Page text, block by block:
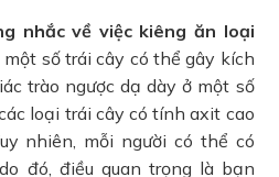
nhắc về việc kiêng ăn loại
số trái cây có thể gây kích
trào ngược dạ dày ở một số
loại trái cây có tính axit cao
nhiên, mỗi người có thể có
đó, điều quan trọng là bạn